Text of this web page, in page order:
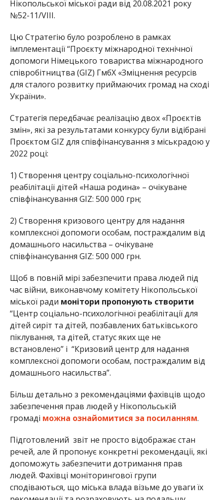
Нікопольської міської ради від 20.08.2021 року
№52-11/VIII.
Цю Стратегію було розроблено в рамках
імплементації “Проєкту міжнародної технічної
допомоги Німецького товариства міжнародного
співробітництва (GIZ) ГмбХ «Зміцнення ресурсів
для сталого розвитку приймаючих громад на сході
України».
Стратегія передбачає реалізацію двох «Проєктів
змін», які за результатами конкурсу були відібрані
Проєктом GIZ для співфінансування з міськрадою у
2022 році:
1) Створення центру соціально-психологічної
реабілітації дітей «Наша родина» – очікуване
співфінансування GIZ: 500 000 грн;
2) Створення кризового центру для надання
комплексної допомоги особам, постраждалим від
домашнього насильства – очікуване
співфінансування GIZ: 500 000 грн.
Щоб в повній мірі забезпечити права людей під
час війни, виконавчому комітету Нікопольської
міської ради монітори пропонують створити
“Центр соціально-психологічної реабілітації для
дітей сиріт та дітей, позбавлених батьківського
піклування, та дітей, статус яких ще не
встановлено” і “Кризовий центр для надання
комплексної допомоги особам, постраждалим від
домашнього насильства”.
Більш детально з рекомендаціями фахівців щодо
забезпечення прав людей у Нікопольській
громаді можна ознайомитися за посиланням.
Підготовлений звіт не просто відображає стан
речей, але й пропонує конкретні рекомендації, які
допоможуть забезпечити дотримання прав
людей. Фахівці моніторингової групи
сподіваються, що міська влада візьме до уваги їх